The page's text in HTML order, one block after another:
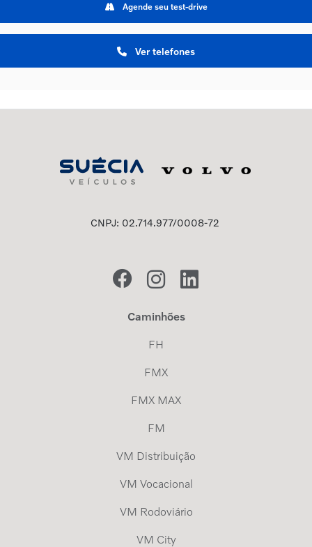
Ver telefones
Agende seu test-drive
CNPJ: 02.714.977/0008-72
Caminhões
FH
FMX
FMX MAX
FM
VM Distribuição
VM Vocacional
VM Rodoviário
VM City